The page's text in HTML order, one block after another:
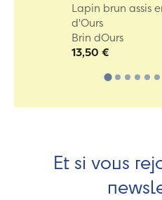
Lapin brun assis
d'Ours
Brin dOurs
13,50 €
Et si vous